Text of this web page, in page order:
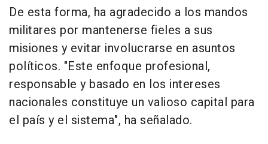
De esta forma, ha agradecido a los mandos
militares por mantenerse fieles a sus
misiones y evitar involucrarse en asuntos
políticos. "Este enfoque profesional,
responsable y basado en los intereses
nacionales constituye un valioso capital para
el país y el sistema", ha señalado.